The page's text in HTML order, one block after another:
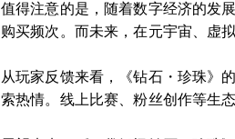
值得注意的是，随着数字经济的发
购买频次。而未来，在元宇宙、虚
从玩家反馈来看，《钻石・珍珠》
索热情。线上比赛、粉丝创作等生